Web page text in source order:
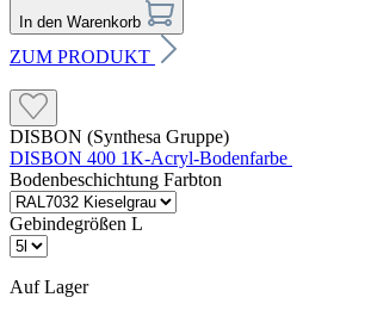
In den Warenkorb
ZUM PRODUKT
DISBON (Synthesa Gruppe)
DISBON 400 1K-Acryl-Bodenfarbe
Bodenbeschichtung Farbton
Gebindegrößen L
Auf Lager